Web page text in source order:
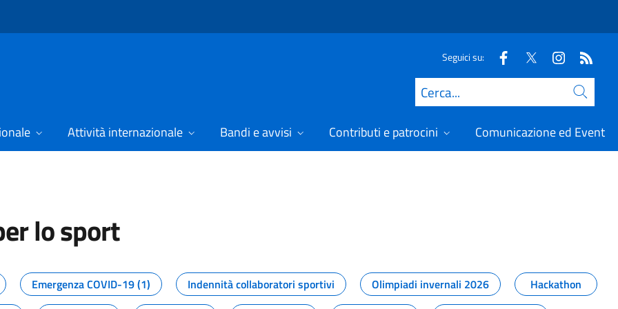
Seguici su:
Cerca
Attività internazionale Bandi e avvisi Contributi e patrocini Comunicazione ed Eventi
lo sport
dal Dipartimento per lo sport
Emergenza COVID-19 (1) Indennità collaboratori sportivi Olimpiadi invernali 2026
Hackathon